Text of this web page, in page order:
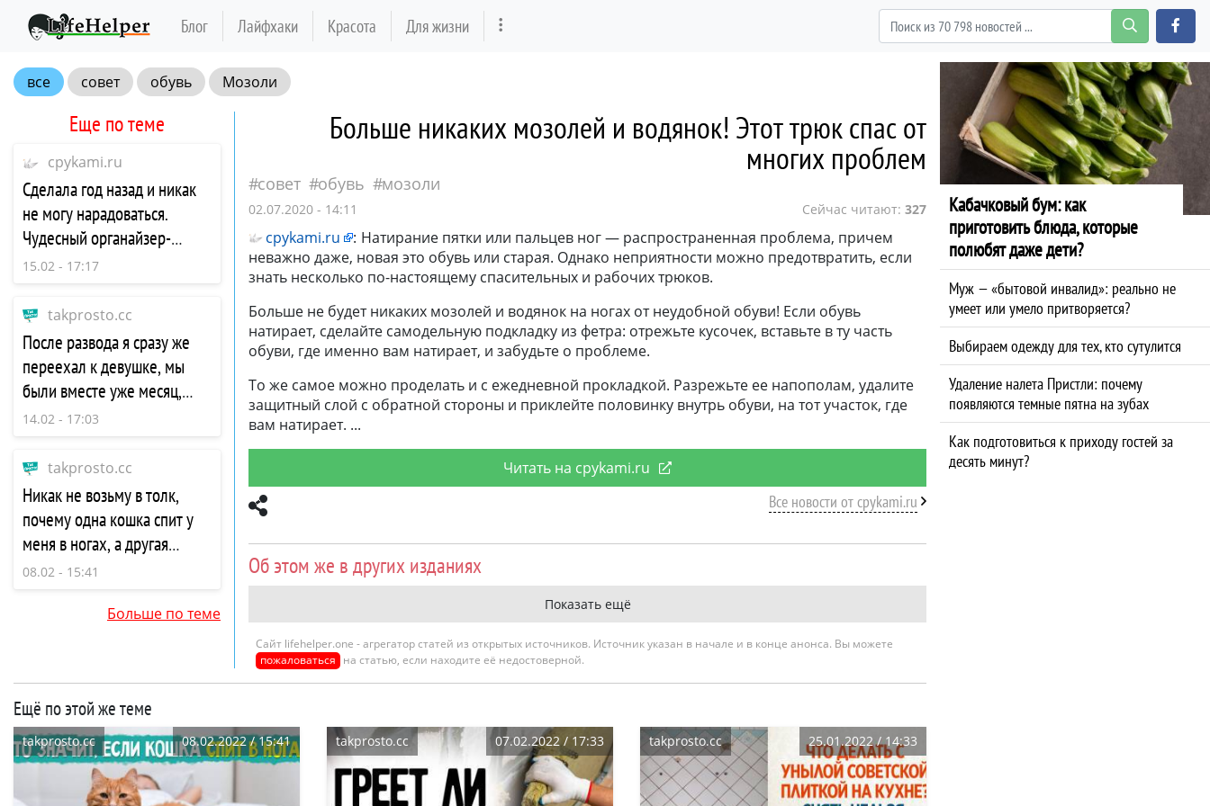
Блог Лайфхаки Красота Для жизни
все совет обувь Мозоли
Еще по теме
cpykami.ru
Сделала год назад и никак
не могу нарадоваться.
Чудесный органайзер-
корзинка из картона
15.02 - 17:17
takprosto.cc
После развода я сразу же
переехал к девушке, мы
были вместе уже месяц,
никакой ругани, никаких
14.02 - 17:03
takprosto.cc
Никак не возьму в толк,
почему одна кошка спит у
меня в ногах, а другая
любит прикорнуть возле
08.02 - 15:41
Больше по теме
Больше никаких мозолей и водянок! Этот трюк спас от
многих проблем
совет обувь мозоли
02.07.2020 - 14:11 Сейчас читают: 327
cpykami.ru : Натирание пятки или пальцев ног — распространенная проблема, причем
неважно даже, новая это обувь или старая. Однако неприятности можно предотвратить, если
знать несколько по-настоящему спасительных и рабочих трюков.
Больше не будет никаких мозолей и водянок на ногах от неудобной обуви! Если обувь
натирает, сделайте самодельную подкладку из фетра: отрежьте кусочек, вставьте в ту часть
обуви, где именно вам натирает, и забудьте о проблеме.
То же самое можно проделать и с ежедневной прокладкой. Разрежьте ее напополам, удалите
защитный слой с обратной стороны и приклейте половинку внутрь обуви, на тот участок, где
вам натирает.
Читать на cpykami.ru
Все новости от cpykami.ru
Об этом же в других изданиях
Показать ещё
Сайт lifehelper.one - агрегатор статей из открытых источников. Источник указан в начале и в конце анонса. Вы можете
пожаловаться на статью, если находите её недостоверной.
Ещё по этой же теме
takprosto.cc 08.02.2022 / 15:41 takprosto.cc 07.02.2022 / 17:33 takprosto.cc 25.01.2022 / 14:33
Кабачковый бум: как
приготовить блюда, которые
полюбят даже дети?
Муж — «бытовой инвалид»: реально не
умеет или умело притворяется?
Выбираем одежду для тех, кто сутулится
Удаление налета Пристли: почему
появляются темные пятна на зубах
Как подготовиться к приходу гостей за
десять минут?